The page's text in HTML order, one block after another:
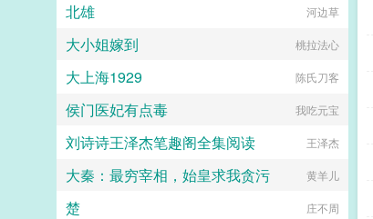
北雄 河边草
大小姐嫁到 桃拉法心
大上海1929 陈氏刀客
侯门医妃有点毒 我吃元宝
刘诗诗王泽杰笔趣阁全集阅读 王泽杰
大秦：最穷宰相，始皇求我贪污 黄羊儿
楚 庄不周